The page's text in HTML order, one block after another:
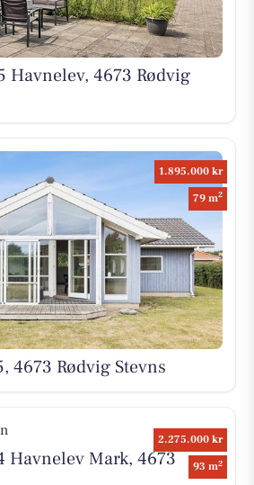
Havnelev, 4673 Rødvig
1.895.000 kr
79 m2
4673 Rødvig Stevns
2.275.000 kr
93 m2
Havnelev Mark, 4673